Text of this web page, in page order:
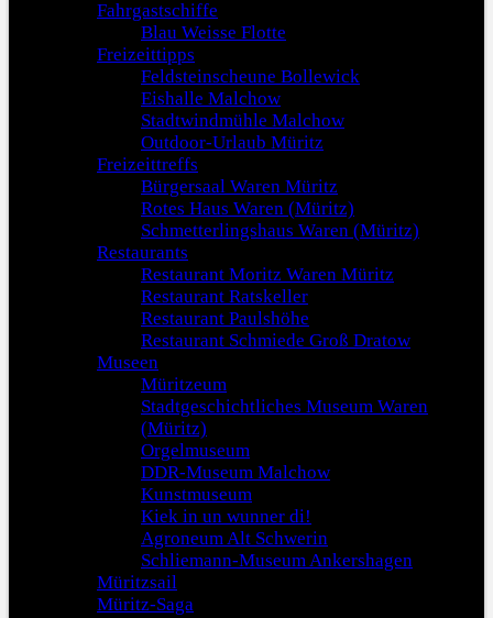
Fahrgastschiffe
Blau Weisse Flotte
Freizeittipps
Feldsteinscheune Bollewick
Eishalle Malchow
Stadtwindmühle Malchow
Outdoor-Urlaub Müritz
Freizeittreffs
Bürgersaal Waren Müritz
Rotes Haus Waren (Müritz)
Schmetterlingshaus Waren (Müritz)
Restaurants
Restaurant Moritz Waren Müritz
Restaurant Ratskeller
Restaurant Paulshöhe
Restaurant Schmiede Groß Dratow
Museen
Müritzeum
Stadtgeschichtliches Museum Waren
(Müritz)
Orgelmuseum
DDR-Museum Malchow
Kunstmuseum
Kiek in un wunner di!
Agroneum Alt Schwerin
Schliemann-Museum Ankershagen
Müritzsail
Müritz-Saga